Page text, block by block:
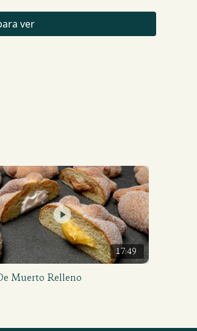
ver
17:49
Muerto Relleno